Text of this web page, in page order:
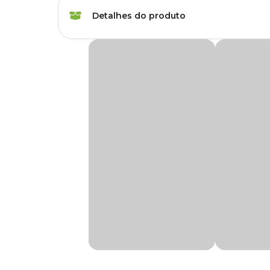
Gênero Unissex
Detalhes do produto
Para melhorar o solo, adicione esterco e/ou humus na